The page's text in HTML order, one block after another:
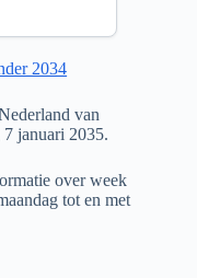
2034
van
7 januari 2035.
over week
tot en met